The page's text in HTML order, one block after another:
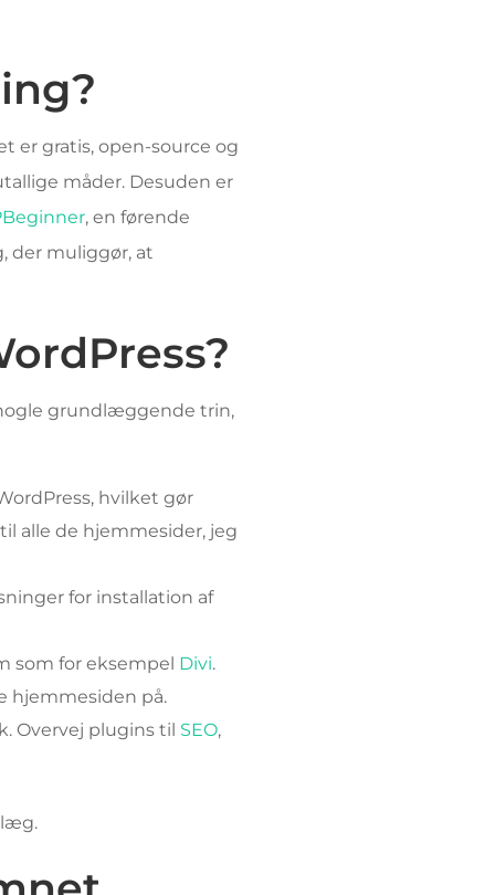
er gratis, open-source og
måder. Desuden er
, en førende
der muliggør, at
grundlæggende trin,
hvilket gør
alle de hjemmesider, jeg
for installation af
som for eksempel Divi.
hjemmesiden på.
Overvej plugins til SEO,